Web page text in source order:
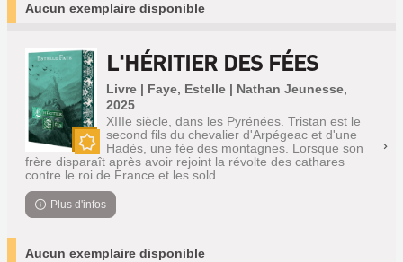
Aucun exemplaire disponible
Nouveauté
L'HÉRITIER DES FÉES
Livre | Faye, Estelle | Nathan Jeunesse,
2025
XIIIe siècle, dans les Pyrénées. Tristan est le
second fils du chevalier d'Arpégeac et d'une
Hadès, une fée des montagnes. Lorsque son
frère disparaît après avoir rejoint la révolte des cathares
contre le roi de France et les sold...
Plus d'infos
Aucun exemplaire disponible